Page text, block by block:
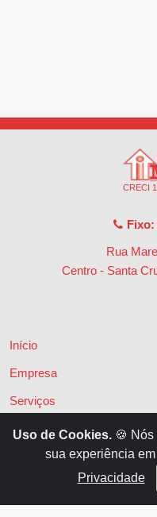
CRECI
Fixo:
Rua
Centro - Santa
Início
Empresa
Serviços
Financiamentos
Locações
Uso de Cookies. 🍪
sua experiência
Privacidade